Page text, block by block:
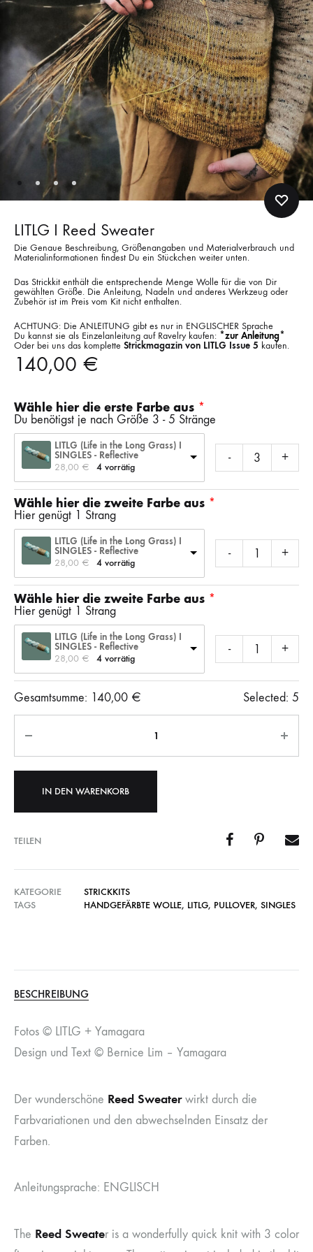
LITLG I Reed Sweater
Die Genaue Beschreibung, Größenangaben und Materialverbrauch und
Materialinformationen findest Du ein Stückchen weiter unten.
Das Strickkit enthält die entsprechende Menge Wolle für die von Dir
gewählten Größe. Die Anleitung, Nadeln und anderes Werkzeug oder
Zubehör ist im Preis vom Kit nicht enthalten.
ACHTUNG: Die ANLEITUNG gibt es nur in ENGLISCHER Sprache
Du kannst sie als Einzelanleitung auf Ravelry kaufen: *zur Anleitung*
Oder bei uns das komplette Strickmagazin von LITLG Issue 5 kaufen.
140,00 €
Wähle hier die erste Farbe aus
Du benötigst je nach Größe 3 - 5 Stränge
LITLG (Life in the Long Grass) I
SINGLES - Reflective
28,00 € 4 vorrätig
- +
Wähle hier die zweite Farbe aus
Hier genügt 1 Strang
LITLG (Life in the Long Grass) I
SINGLES - Reflective
28,00 € 4 vorrätig
- +
Wähle hier die zweite Farbe aus
Hier genügt 1 Strang
LITLG (Life in the Long Grass) I
SINGLES - Reflective
28,00 € 4 vorrätig
- +
Gesamtsumme: 140,00 € Selected: 5
IN DEN WARENKORB
TEILEN
KATEGORIE
STRICKKITS
TAGS
HANDGEFÄRBTE WOLLE, LITLG, PULLOVER, SINGLES
BESCHREIBUNG
Fotos © LITLG + Yamagara
Design und Text © Bernice Lim – Yamagara
Der wunderschöne Reed Sweaterwirkt durch die
Farbvariationen und den abwechselnden Einsatz der
Farben.
Anleitungsprache: ENGLISCH
The Reed Sweater is a wonderfully quick knit with 3 color